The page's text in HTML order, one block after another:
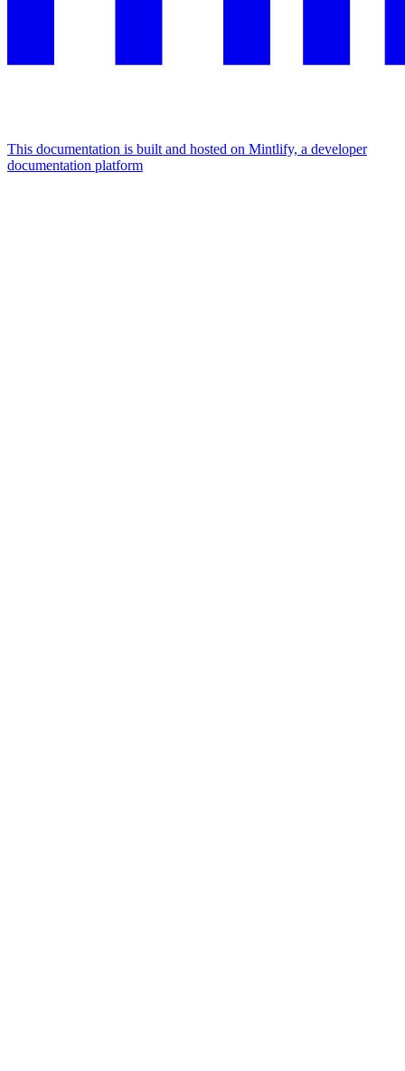
This documentation is built and hosted on Mintlify, a developer
documentation platform